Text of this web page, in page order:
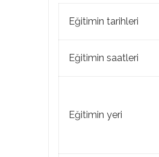
Eğitimin tarihleri
Eğitimin saatleri
Eğitimin yeri